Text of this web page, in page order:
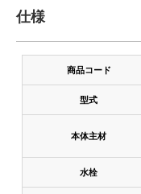
仕様
商品コード
型式
本体主材
水栓